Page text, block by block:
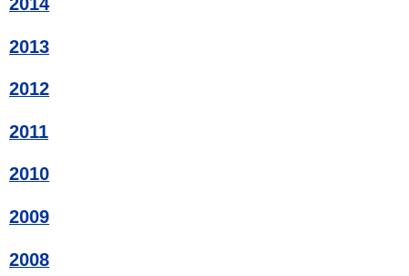
2013
2012
2011
2010
2009
2008